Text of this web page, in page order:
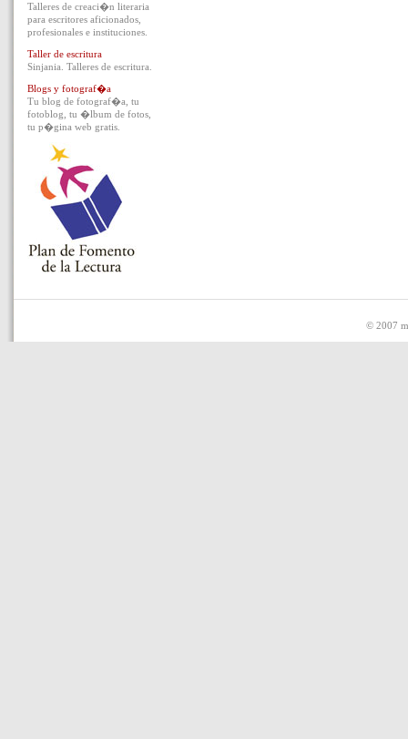
Talleres de creaci�n literaria
para escritores aficionados,
profesionales e instituciones.
Taller de escritura
Sinjania. Talleres de escritura.
Blogs y fotograf�a
Tu blog de fotograf�a, tu
fotoblog, tu �lbum de fotos,
tu p�gina web gratis.
© 2007